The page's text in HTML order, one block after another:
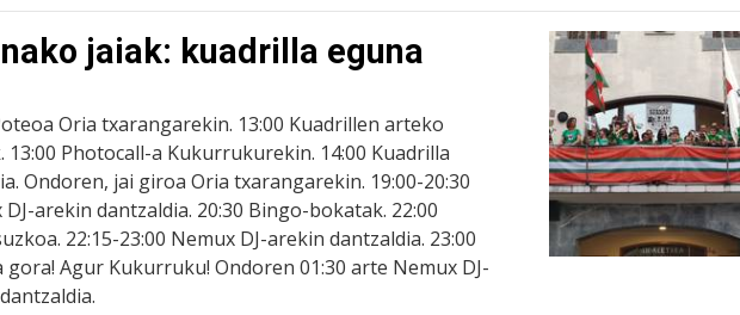
jaiak: kuadrilla eguna
Oria txarangarekin. 13:00 Kuadrillen arteko
13:00 Photocall-a Kukurrukurekin. 14:00 Kuadrilla
Ondoren, jai giroa Oria txarangarekin. 19:00-20:30
DJ-arekin dantzaldia. 20:30 Bingo-bokatak. 22:00
22:15-23:00 Nemux DJ-arekin dantzaldia. 23:00
gora! Agur Kukurruku! Ondoren 01:30 arte Nemux DJ-